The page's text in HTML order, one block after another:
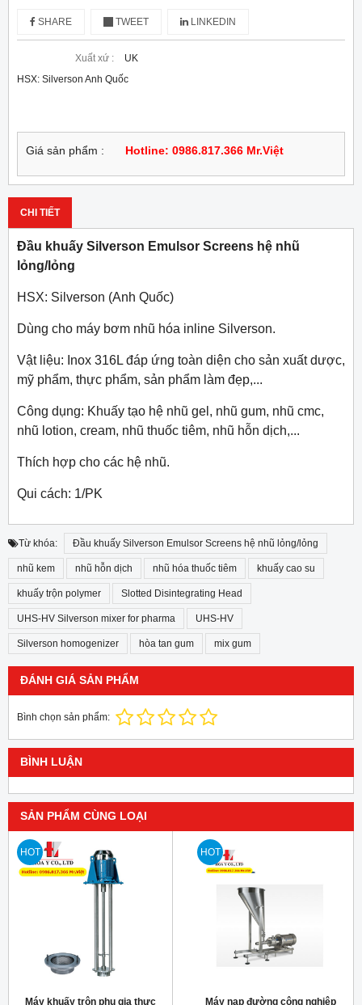
SHARE TWEET LINKEDIN
Xuất xứ :
UK
HSX: Silverson Anh Quốc
Giá sản phẩm : Hotline: 0986.817.366 Mr.Việt
CHI TIẾT
Đầu khuấy Silverson Emulsor Screens hệ nhũ
lỏng/lỏng
HSX: Silverson (Anh Quốc)
Dùng cho máy bơm nhũ hóa inline Silverson.
Vật liệu: Inox 316L đáp ứng toàn diện cho sản xuất dược,
mỹ phẩm, thực phẩm, sản phẩm làm đẹp,...
Công dụng: Khuấy tạo hệ nhũ gel, nhũ gum, nhũ cmc,
nhũ lotion, cream, nhũ thuốc tiêm, nhũ hỗn dịch,...
Thích hợp cho các hệ nhũ.
Qui cách: 1/PK
Từ khóa: Đầu khuấy Silverson Emulsor Screens hệ nhũ lỏng/lỏng
nhũ kem nhũ hỗn dịch nhũ hóa thuốc tiêm khuấy cao su
khuấy trộn polymer Slotted Disintegrating Head
UHS-HV Silverson mixer for pharma UHS-HV
Silverson homogenizer hòa tan gum mix gum
ĐÁNH GIÁ SẢN PHẨM
Bình chọn sản phẩm:
BÌNH LUẬN
SẢN PHẨM CÙNG LOẠI
HOT
Máy khuấy trộn phụ gia thực
HOT
Máy nạp đường công nghiệp